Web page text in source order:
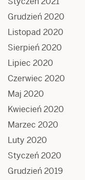
Grudzień 2020
Listopad 2020
Sierpień 2020
Lipiec 2020
Czerwiec 2020
Maj 2020
Kwiecień 2020
Marzec 2020
Luty 2020
Styczeń 2020
Grudzień 2019